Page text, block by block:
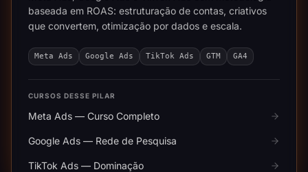
baseada em ROAS: estruturação de contas, criativos
que convertem, otimização por dados e escala.
Meta Ads Google Ads TikTok Ads GTM GA4
CURSOS DESSE PILAR
Meta Ads — Curso Completo
Google Ads — Rede de Pesquisa
TikTok Ads — Dominação